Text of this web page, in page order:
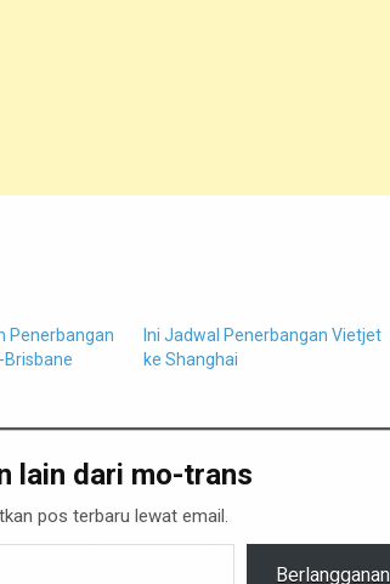
Penerbangan
Brisbane
Ini Jadwal Penerbangan Vietjet
ke Shanghai
lain dari mo-trans
pos terbaru lewat email.
Berlangganan